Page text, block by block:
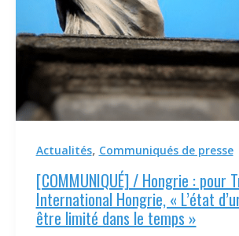
Actualités, Communiqués de presse
[COMMUNIQUÉ] / Hongrie : pour
International Hongrie, « L’état
être limité dans le temps »